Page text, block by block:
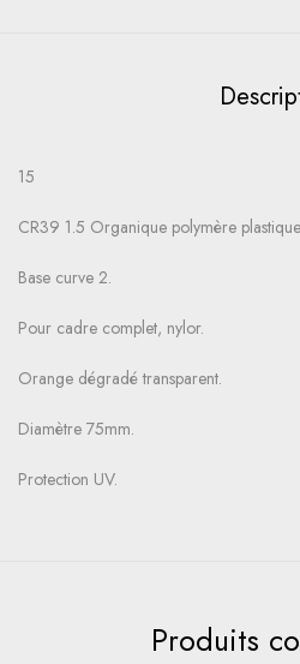
15
CR39 1.5 Organique polymère
Base curve 2.
Pour cadre complet, nylor.
Orange dégradé transparent.
Diamètre 75mm.
Protection UV.
Produits